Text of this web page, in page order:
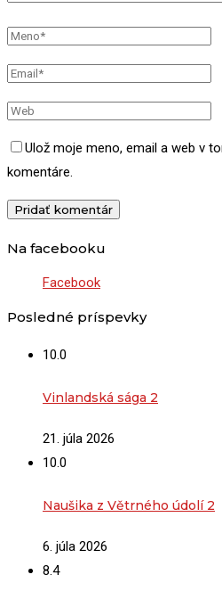
Ulož moje meno, email a web v
komentáre.
Na facebooku
Facebook
Posledné príspevky
10.0
Vinlandská sága 2
21. júla 2026
10.0
Naušika z Větrného údolí 2
6. júla 2026
8.4